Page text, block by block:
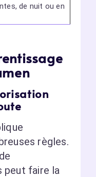
de nuit ou en
règles.
peut faire la